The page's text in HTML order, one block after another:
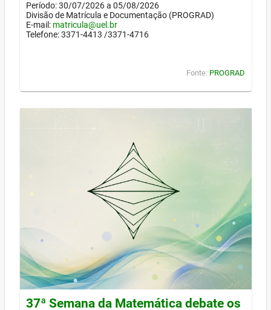
Período: 30/07/2026 a 05/08/2026
Divisão de Matrícula e Documentação (PROGRAD)
E-mail: matricula@uel.br
Telefone: 3371-4413 /3371-4716
Fonte: PROGRAD
37ª Semana da Matemática debate os